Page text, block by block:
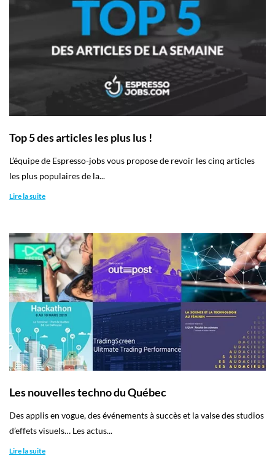
Top 5 des articles les plus lus !
L’équipe de Espresso-jobs vous propose de revoir les cinq articles
les plus populaires de la...
Lire la suite
Les nouvelles techno du Québec
Des applis en vogue, des événements à succès et la valse des studios
d’effets visuels… Les actus...
Lire la suite